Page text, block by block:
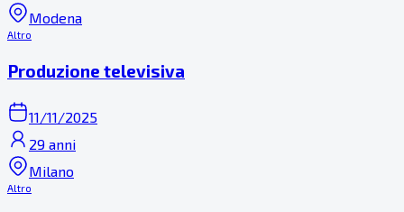
Modena
Altro
Produzione televisiva
11/11/2025
29 anni
Milano
Altro